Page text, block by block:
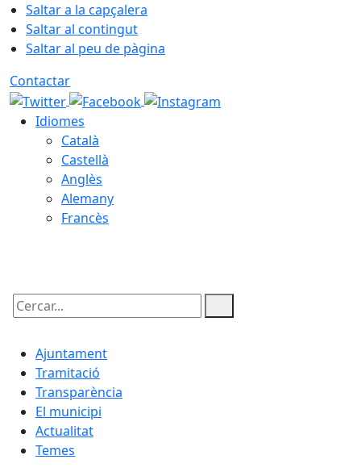
Saltar a la capçalera
Saltar al contingut
Saltar al peu de pàgina
Contactar
Idiomes
Català
Castellà
Anglès
Alemany
Francès
Cercar:
Ajuntament
Tramitació
Transparència
El municipi
Actualitat
Temes